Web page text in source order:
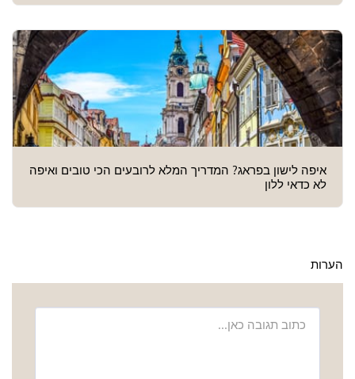
איפה לישון בפראג? המדריך המלא לרובעים הכי טובים ואיפה
לא כדאי ללון
הערות